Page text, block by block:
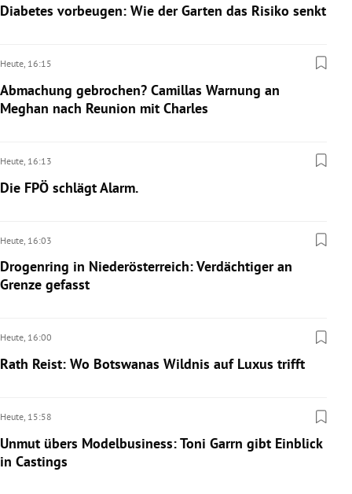
Diabetes vorbeugen: Wie der Garten das Risiko senkt
Heute, 16:15
Abmachung gebrochen? Camillas Warnung an
Meghan nach Reunion mit Charles
Heute, 16:13
Die FPÖ schlägt Alarm.
Heute, 16:03
Drogenring in Niederösterreich: Verdächtiger an
Grenze gefasst
Heute, 16:00
Rath Reist: Wo Botswanas Wildnis auf Luxus trifft
Heute, 15:58
Unmut übers Modelbusiness: Toni Garrn gibt Einblick
in Castings